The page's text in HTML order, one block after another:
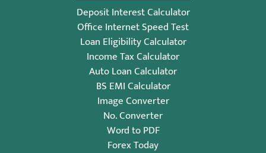
Deposit Interest Calculator
Office Internet Speed Test
Loan Eligibility Calculator
Income Tax Calculator
Auto Loan Calculator
BS EMI Calculator
Image Converter
No. Converter
Word to PDF
Forex Today